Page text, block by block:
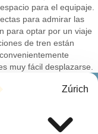
para el equipaje.
para admirar las
para optar por un viaje
de tren están
muy fácil desplazarse.
Zúrich